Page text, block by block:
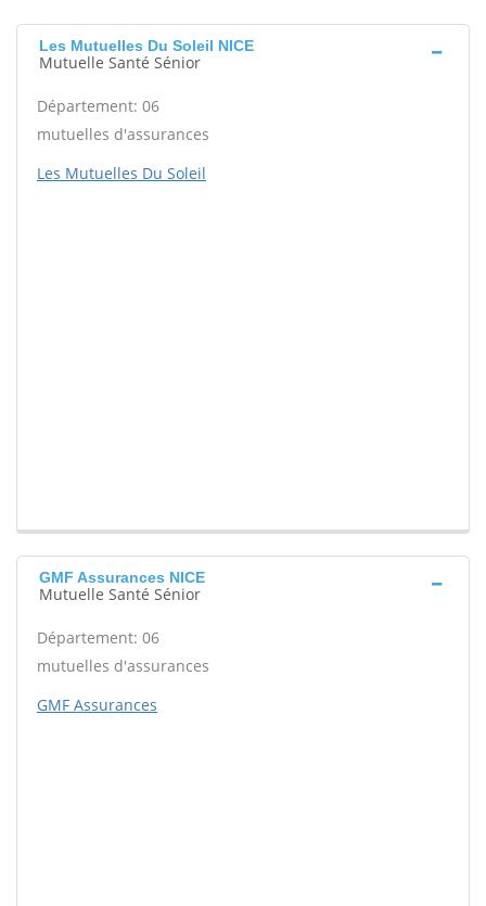
Les Mutuelles Du Soleil NICE
Mutuelle Santé Sénior
Département: 06
mutuelles d'assurances
Les Mutuelles Du Soleil
GMF Assurances NICE
Mutuelle Santé Sénior
Département: 06
mutuelles d'assurances
GMF Assurances